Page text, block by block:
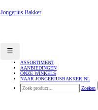
Jongerius Bakker
☰
ASSORTIMENT
AANBIEDINGEN
ONZE WINKELS
NAAR JONGERIUSBAKKER.NL
Zoeken